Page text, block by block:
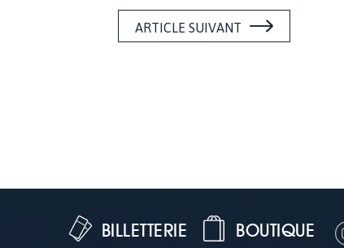
ARTICLE SUIVANT
BOUTIQUE
BILLETTERIE